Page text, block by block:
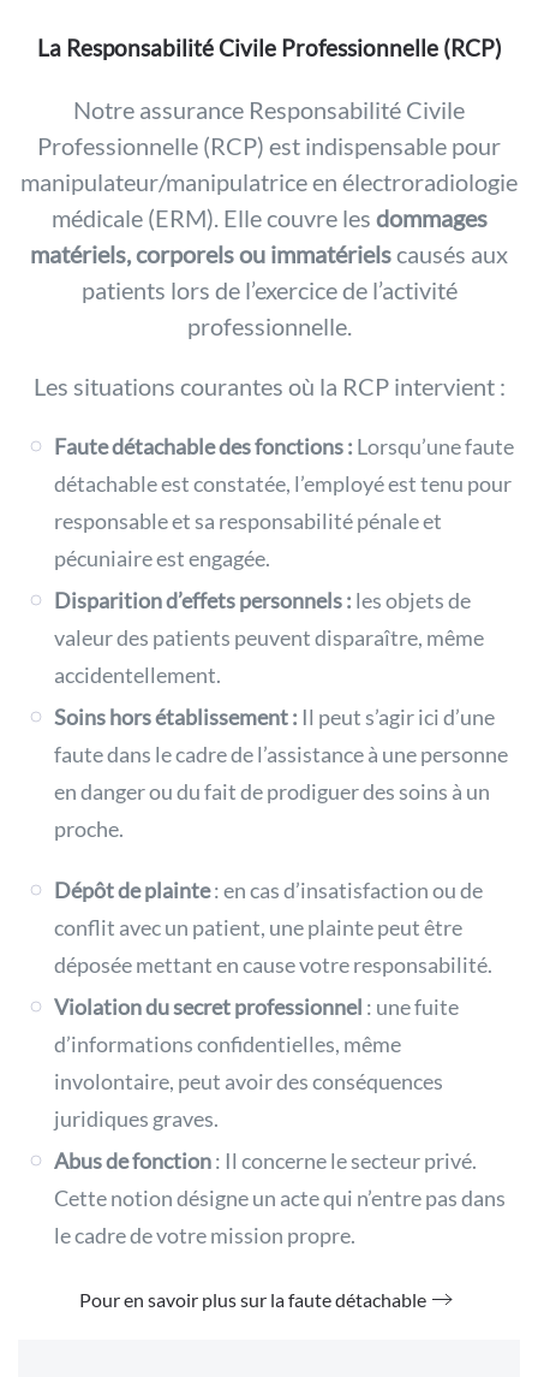
La Responsabilité Civile Professionnelle (RCP)
Notre assurance Responsabilité Civile
Professionnelle (RCP) est indispensable pour
manipulateur/manipulatrice en électroradiologie
médicale (ERM). Elle couvre les dommages
matériels, corporels ou immatérielscausés aux
patients lors de l’exercice de l’activité
professionnelle.
Les situations courantes où la RCP intervient :
Faute détachable des fonctions : Lorsqu’une faute
détachable est constatée, l’employé est tenu pour
responsable et sa responsabilité pénale et
pécuniaire est engagée.
Disparition d’effets personnels : les objets de
valeur des patients peuvent disparaître, même
accidentellement.
Soins hors établissement : Il peut s’agir ici d’une
faute dans le cadre de l’assistance à une personne
en danger ou du fait de prodiguer des soins à un
proche.
Dépôt de plainte: en cas d’insatisfaction ou de
conflit avec un patient, une plainte peut être
déposée mettant en cause votre responsabilité.
Violation du secret professionnel : une fuite
d’informations confidentielles, même
involontaire, peut avoir des conséquences
juridiques graves.
Abus de fonction: Il concerne le secteur privé.
Cette notion désigne un acte qui n’entre pas dans
le cadre de votre mission propre.
Pour en savoir plus sur la faute détachable